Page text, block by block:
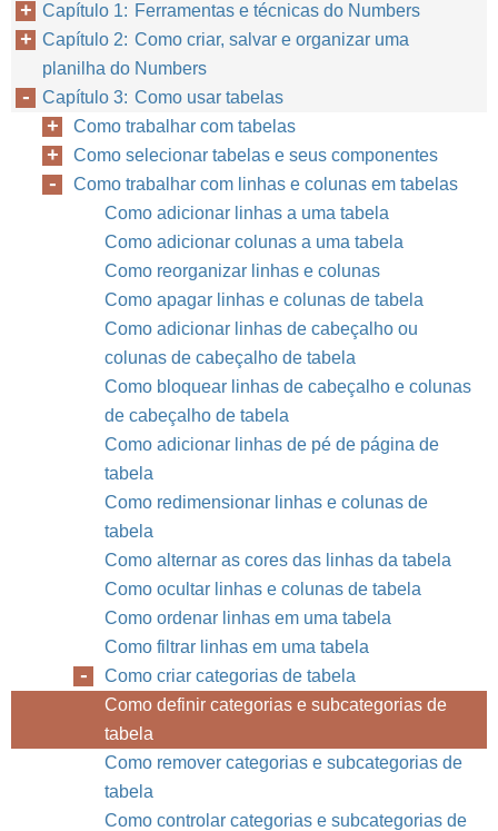
Capítulo 1: Ferramentas e técnicas do Numbers
Capítulo 2: Como criar, salvar e organizar uma
planilha do Numbers
Capítulo 3: Como usar tabelas
Como trabalhar com tabelas
Como selecionar tabelas e seus componentes
Como trabalhar com linhas e colunas em tabelas
Como adicionar linhas a uma tabela
Como adicionar colunas a uma tabela
Como reorganizar linhas e colunas
Como apagar linhas e colunas de tabela
Como adicionar linhas de cabeçalho ou
colunas de cabeçalho de tabela
Como bloquear linhas de cabeçalho e colunas
de cabeçalho de tabela
Como adicionar linhas de pé de página de
tabela
Como redimensionar linhas e colunas de
tabela
Como alternar as cores das linhas da tabela
Como ocultar linhas e colunas de tabela
Como ordenar linhas em uma tabela
Como filtrar linhas em uma tabela
Como criar categorias de tabela
Como definir categorias e subcategorias de
tabela
Como remover categorias e subcategorias de
tabela
Como controlar categorias e subcategorias de